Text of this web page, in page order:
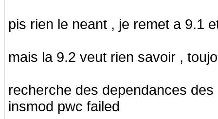
pis rien le neant , je remet a 9.1
mais la 9.2 veut rien savoir ,
recherche des dependances
insmod pwc failed